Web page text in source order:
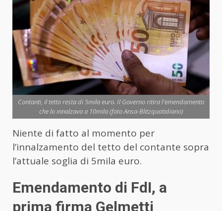
Contanti, il tetto resta di 5mila euro. Il Governo ritira l'emendamento
che lo innalzava a 10mila (foto Ansa-Blitzquotidiano)
Niente di fatto al momento per
l’innalzamento del tetto del contante sopra
l’attuale soglia di 5mila euro.
Emendamento di FdI, a
prima firma Gelmetti